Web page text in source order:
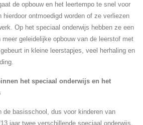
de opbouw en het leertempo te snel voor
hierdoor ontmoedigd worden of ze verliezen
Op het speciaal onderwijs hebben ze een
geleidelijke opbouw van de leerstof met
in kleine leerstapjes, veel herhaling en
het speciaal onderwijs en het
de basisschool, dus voor kinderen van
jaar twee verschillende speciaal onderwijs.